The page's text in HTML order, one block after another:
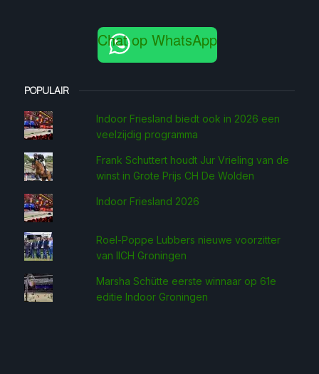
Chat op WhatsApp
POPULAIR
Indoor Friesland biedt ook in 2026 een
veelzijdig programma
Frank Schuttert houdt Jur Vrieling van de
winst in Grote Prijs CH De Wolden
Indoor Friesland 2026
Roel-Poppe Lubbers nieuwe voorzitter
van IICH Groningen
Marsha Schütte eerste win­naar op 61e
editie Indoor Groningen